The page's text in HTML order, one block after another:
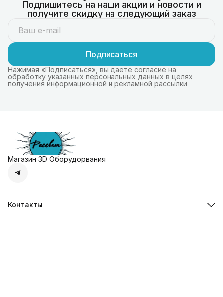
Подпишитесь на наши акции и новости и
получите скидку на следующий заказ
Подписаться
Нажимая «Подписаться», вы даете согласие на
обработку указанных персональных данных в целях
получения информационной и рекламной рассылки
Магазин 3D Оборудорвания
Контакты